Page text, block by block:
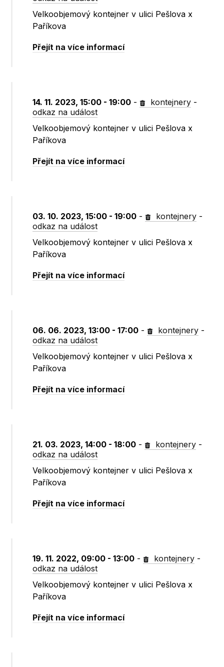
Velkoobjemový kontejner v ulici Pešlova x
Paříkova
Přejít na více informací
14. 11. 2023, 15:00 - 19:00 - kontejnery -
odkaz na událost
Velkoobjemový kontejner v ulici Pešlova x
Paříkova
Přejít na více informací
03. 10. 2023, 15:00 - 19:00 - kontejnery -
odkaz na událost
Velkoobjemový kontejner v ulici Pešlova x
Paříkova
Přejít na více informací
06. 06. 2023, 13:00 - 17:00 - kontejnery -
odkaz na událost
Velkoobjemový kontejner v ulici Pešlova x
Paříkova
Přejít na více informací
21. 03. 2023, 14:00 - 18:00 - kontejnery -
odkaz na událost
Velkoobjemový kontejner v ulici Pešlova x
Paříkova
Přejít na více informací
19. 11. 2022, 09:00 - 13:00 - kontejnery -
odkaz na událost
Velkoobjemový kontejner v ulici Pešlova x
Paříkova
Přejít na více informací